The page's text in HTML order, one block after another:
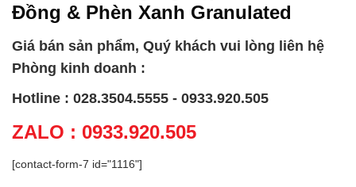
Đồng & Phèn Xanh Granulated
Giá bán sản phẩm, Quý khách vui lòng liên hệ
Phòng kinh doanh :
Hotline : 028.3504.5555 - 0933.920.505
ZALO : 0933.920.505
[contact-form-7 id="1116"]